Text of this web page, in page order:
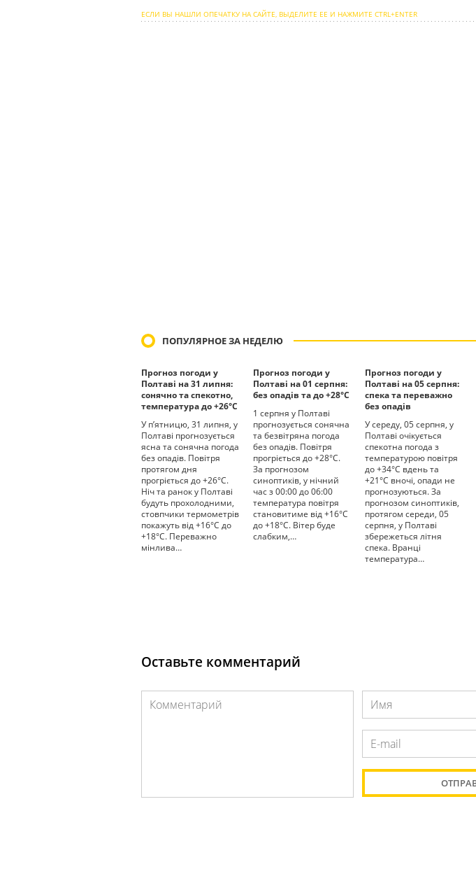
ЕСЛИ ВЫ НАШЛИ ОПЕЧАТКУ НА САЙТЕ, ВЫДЕЛИТЕ ЕЕ И НАЖМИТЕ CTRL+ENTER
ПОПУЛЯРНОЕ ЗА НЕДЕЛЮ
Прогноз погоди у
Полтаві на 31 липня:
сонячно та спекотно,
температура до +26°С
У п’ятницю, 31 липня, у
Полтаві прогнозується
ясна та сонячна погода
без опадів. Повітря
протягом дня
прогріється до +26°С.
Ніч та ранок у Полтаві
будуть прохолодними,
стовпчики термометрів
покажуть від +16°С до
+18°С. Переважно
мінлива…
Прогноз погоди у
Полтаві на 01 серпня:
без опадів та до +28°С
1 серпня у Полтаві
прогнозується сонячна
та безвітряна погода
без опадів. Повітря
прогріється до +28°С.
За прогнозом
синоптиків, у нічний
час з 00:00 до 06:00
температура повітря
становитиме від +16°С
до +18°С. Вітер буде
слабким,…
Прогноз погоди у
Полтаві на 05 серпня:
спека та переважно
без опадів
У середу, 05 серпня, у
Полтаві очікується
спекотна погода з
температурою повітря
до +34°С вдень та
+21°С вночі, опади не
прогнозуються. За
прогнозом синоптиків,
протягом середи, 05
серпня, у Полтаві
збережеться літня
спека. Вранці
температура…
Оставьте комментарий